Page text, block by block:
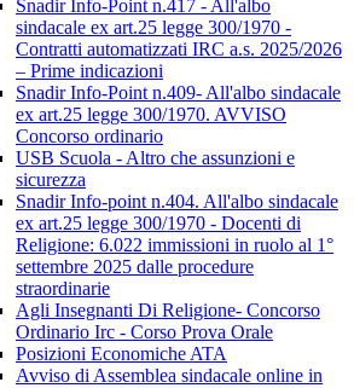
Snadir Info-Point n.417 - All'albo
sindacale ex art.25 legge 300/1970 -
Contratti automatizzati IRC a.s. 2025/2026
– Prime indicazioni
Snadir Info-Point n.409- All'albo sindacale
ex art.25 legge 300/1970. AVVISO
Concorso ordinario
USB Scuola - Altro che assunzioni e
sicurezza
Snadir Info-point n.404. All'albo sindacale
ex art.25 legge 300/1970 - Docenti di
Religione: 6.022 immissioni in ruolo al 1°
settembre 2025 dalle procedure
straordinarie
Agli Insegnanti Di Religione- Concorso
Ordinario Irc - Corso Prova Orale
Posizioni Economiche ATA
Avviso di Assemblea sindacale online in